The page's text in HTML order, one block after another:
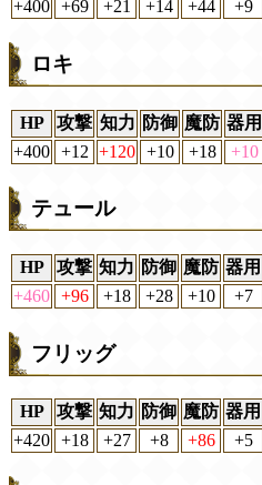
+400 +69 +21 +14 +44 +9
ロキ
HP 攻撃 知力 防御 魔防 器用
+400 +12 +120 +10 +18 +10
テュール
HP 攻撃 知力 防御 魔防 器用
+460 +96 +18 +28 +10 +7
フリッグ
HP 攻撃 知力 防御 魔防 器用
+420 +18 +27 +8 +86 +5